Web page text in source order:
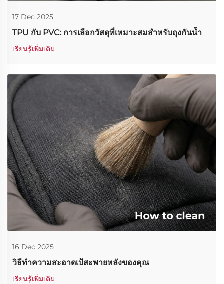
17 Dec 2025
TPU กับ PVC: การเลือกวัสดุที่เหมาะสมสำหรับถุงกันน้ำ
เรียนรู้เพิ่มเติม
16 Dec 2025
วิธีทำความสะอาดเป้สะพายหลังของคุณ
เรียนรู้เพิ่มเติม